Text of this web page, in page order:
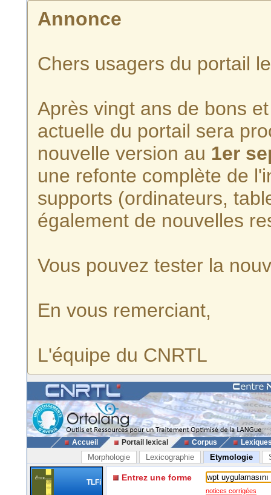
Annonce
Chers usagers du portail
Après vingt ans de bons
actuelle du portail sera
nouvelle version au 1er
une refonte complète de
supports (ordinateurs,
également de nouvelles
Vous pouvez tester la
En vous remerciant,
L'équipe du CNRTL
Accueil Portail lexical Corpus
Morphologie Lexicographie Etymologie
TLFi Entrez une forme
notices corrigées